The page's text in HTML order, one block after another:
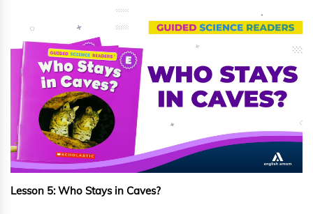
Lesson 5: Who Stays in Caves?